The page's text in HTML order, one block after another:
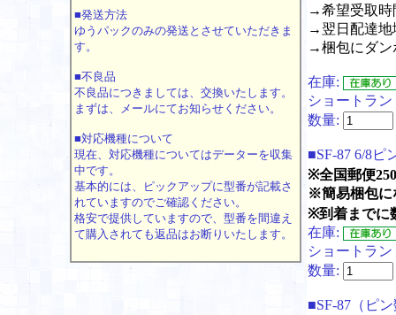
■発送方法
ゆうパックのみの発送とさせていただきま
す。
■不良品
不良品につきましては、交換いたします。
まずは、メールにてお知らせください。
■対応機種について
現在、対応機種についてはデーターを収集
中です。
基本的には、ピックアップに型番が記載さ
れていますのでご確認ください。
格安で提供していますので、型番を間違え
て購入されても返品はお断りいたします。
→希望受取時
→翌日配達地
→梱包にダン
在庫:
ショートラ
数量:
■SF-87 6/8
※全国郵便
※簡易梱包に
※到着までに
在庫:
ショートラ
数量:
■SF-87（ピ